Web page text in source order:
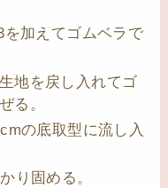
加えてゴムベラで
地を戻し入れてゴ
る。
の底取型に流し入
り固める。